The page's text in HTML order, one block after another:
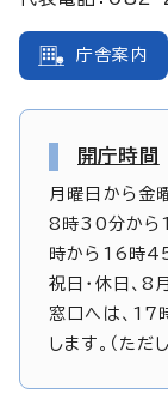
庁舎案内
開庁時間
月曜日から金
8時30分から
時から16時45
祝日・休日、
窓口へは、17
します。（た